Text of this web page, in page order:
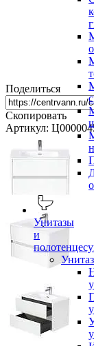
Унитазы
и
Поделиться
Скопировать
Артикул: